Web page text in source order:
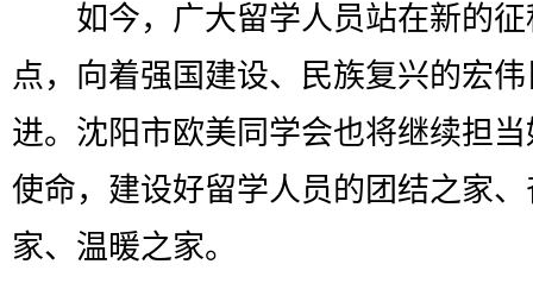
如今，广大留学人员站在新的征
点，向着强国建设、民族复兴的宏
进。沈阳市欧美同学会也将继续担
使命，建设好留学人员的团结之家
家、温暖之家。